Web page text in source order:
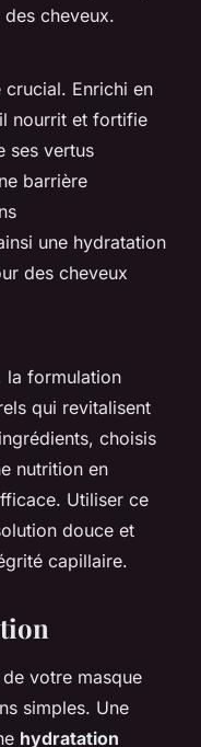
cheveux.
crucial. Enrichi en
nourrit et fortifie
ses vertus
barrière
une hydratation
des cheveux
la formulation
qui revitalisent
choisis
nutrition en
Utiliser ce
douce et
capillaire.
de votre masque
simples. Une
hydratation